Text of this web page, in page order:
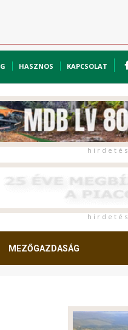
HASZNOS KAPCSOLAT
h i r d e t é s
h i r d e t é s
MEZŐGAZDASÁG